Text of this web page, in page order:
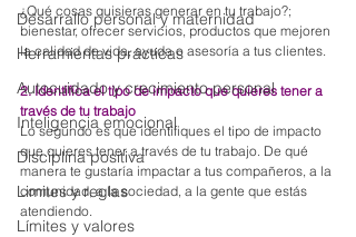
Desarrallo personal y maternidad
Herramientas prácticas
Autocuidado y crecimiento personal
Inteligencia emocional
Disciplina positiva
Limites y reglas
Límites y valores
¿Qué cosas quisieras generar en tu trabajo?;
bienestar, ofrecer servicios, productos que mejoren
la calidad de vida, ayuda o asesoría a tus clientes.
2. Identifica el tipo de impacto que quieres tener a
través de tu trabajo
Lo segundo es que identifiques el tipo de impacto
que quieres tener a través de tu trabajo. De qué
manera te gustaría impactar a tus compañeros, a la
comunidad, a la sociedad, a la gente que estás
atendiendo.